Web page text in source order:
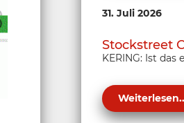
31. Juli 2026
Stockstreet
KERING: Ist das